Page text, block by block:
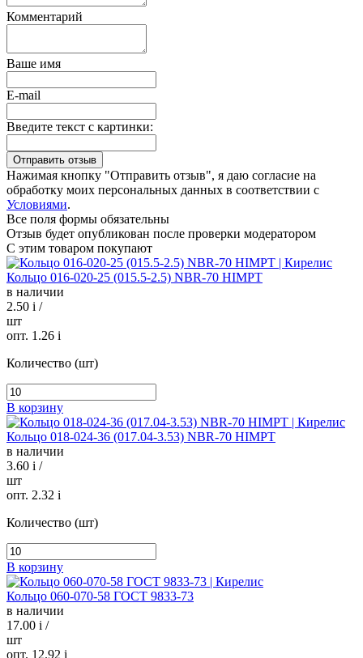
Комментарий
Ваше имя
E-mail
Введите текст с картинки:
Нажимая кнопку "Отправить отзыв", я даю согласие на
обработку моих персональных данных в соответствии с
Условиями.
Все поля формы обязательны
Отзыв будет опубликован после проверки модератором
С этим товаром покупают
Кольцо 016-020-25 (015.5-2.5) NBR-70 HIMPT
в наличии
2.50 i /
шт
опт. 1.26 i
Количество (шт)
В корзину
Кольцо 018-024-36 (017.04-3.53) NBR-70 HIMPT
в наличии
3.60 i /
шт
опт. 2.32 i
Количество (шт)
В корзину
Кольцо 060-070-58 ГОСТ 9833-73
в наличии
17.00 i /
шт
опт. 12.92 i